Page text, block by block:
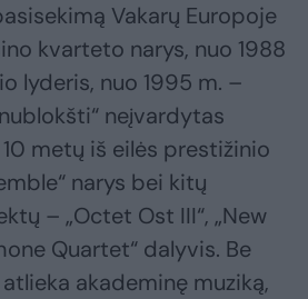
Vakarų Europoje
kvarteto narys, nuo 1988
lyderis, nuo 1995 m. –
neįvardytas
metų iš eilės prestižinio
narys bei kitų
– „Octet Ost III“, „New
Quartet“ dalyvis. Be
akademinę muziką,